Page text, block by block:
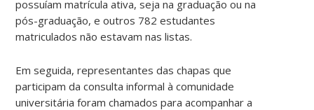
possuíam matrícula ativa, seja na graduação ou na
pós-graduação, e outros 782 estudantes
matriculados não estavam nas listas.
Em seguida, representantes das chapas que
participam da consulta informal à comunidade
universitária foram chamados para acompanhar a